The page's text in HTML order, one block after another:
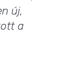
új,
a